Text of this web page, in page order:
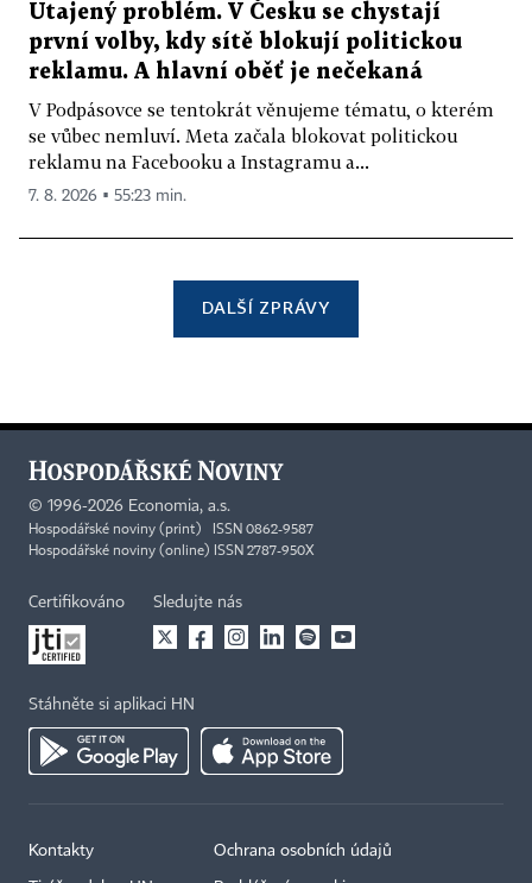
Utajený problém. V Česku se chystají
první volby, kdy sítě blokují politickou
reklamu. A hlavní oběť je nečekaná
V Podpásovce se tentokrát věnujeme tématu, o kterém
se vůbec nemluví. Meta začala blokovat politickou
reklamu na Facebooku a Instagramu a...
7. 8. 2026 ▪ 55:23 min.
DALŠÍ ZPRÁVY
© 1996-2026 Economia, a.s.
Hospodářské noviny (print) ISSN 0862-9587
Hospodářské noviny (online) ISSN 2787-950X
Certifikováno Sledujte nás
Stáhněte si aplikaci HN
Kontakty Ochrana osobních údajů